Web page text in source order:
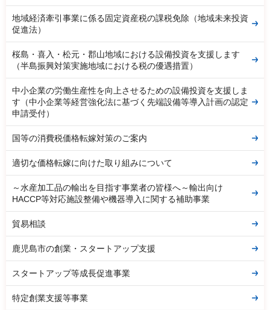
地域経済牽引事業に係る固定資産税の課税免除（地域未来投資
促進法）
桜島・喜入・松元・郡山地域における設備投資を支援します
（半島振興対策実施地域における税の優遇措置）
中小企業の労働生産性を向上させるための設備投資を支援しま
す（中小企業等経営強化法に基づく先端設備等導入計画の認定
申請受付）
国等の消費税価格転嫁対策のご案内
適切な価格転嫁に向けた取り組みについて
～水産加工品の輸出を目指す事業者の皆様へ～輸出向け
HACCP等対応施設整備や機器導入に関する補助事業
貿易相談
鹿児島市の創業・スタートアップ支援
スタートアップ等成長促進事業
特定創業支援等事業